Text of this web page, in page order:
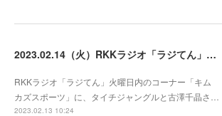
2023.02.14（火）RKKラジオ「ラジてん」に出演！
RKKラジオ「ラジてん」火曜日内のコーナー「キム
カズスポーツ」に、タイチジャングルと古澤千晶さ…
2023.02.13 10:24